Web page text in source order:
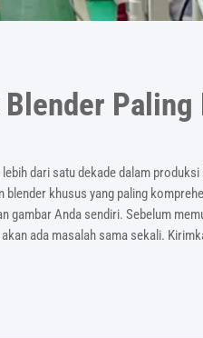
dari satu dekade dalam
khusus yang paling
gambar Anda sendiri. Sebelum
ada masalah sama sekali.